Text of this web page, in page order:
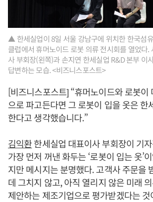
▲ 한세실업이 8일 서울 강남구에 위치한 한국섬
클럽에서 휴머노이드 로봇 의류 전시회를 열었다.
사 부회장(왼쪽)과 손지연 한세실업 R&D 본부 이
답변하는 모습. <비즈니스포스트>
[비즈니스포스트] “휴머노이드와 로봇이
으로 파고든다면 그 로봇이 입을 옷은 한
한다고 생각했습니다.”
김익환한세실업 대표이사 부회장이 기
가장 먼저 꺼낸 화두는 ‘로봇이 입는 옷’
지만 메시지는 분명했다. 고객사 주문을
데 그치지 않고, 아직 열리지 않은 미래
제안하는 제조기업으로 평가받겠다는 것